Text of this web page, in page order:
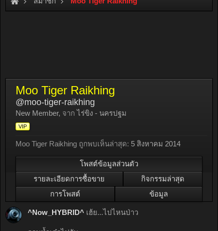
Moo Tiger Raikhing
@moo-tiger-raikhing
New Member, จาก ไร่ขิง - นครปฐม
VIP
Moo Tiger Raikhing ถูกพบเห็นล่าสุด: 5 สิงหาคม 2014
โพสต์ข้อมูลส่วนตัว
รายละเอียดการซื้อขาย
กิจกรรมล่าสุด
การโพสต์
ข้อมูล
^Now_HYBRID^ เฮ้ย...ไปไหนป่าว